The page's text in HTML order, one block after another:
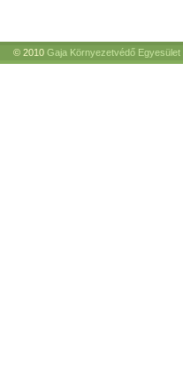
© 2010 Gaja Környezetvédő Egyesület